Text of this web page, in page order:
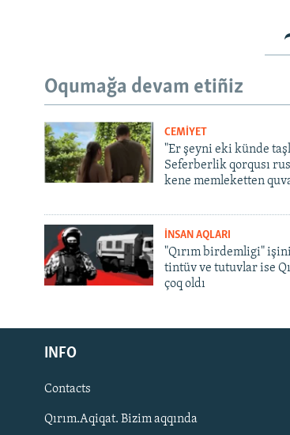
Русский
Українською
QOŞULIÑIZ!
Oqumağa devam etiñiz
CEMİYET
"Er şeyni eki künde
Seferberlik qorqusı
kene memleketten
İNSAN AQLARI
"Qırım birdemligi"
tintüv ve tutuvlar ise
çoq oldı
INFO
Contacts
Qırım.Aqiqat. Bizim aqqında